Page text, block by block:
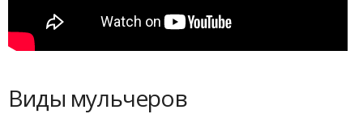
Виды мульчеров